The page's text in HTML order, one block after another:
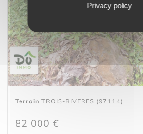
Terrain TROIS-RIVERES (97114)
82 000 €
Privacy policy